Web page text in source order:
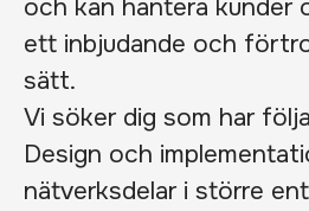
och kan hantera kunder
ett inbjudande och
sätt.
Vi söker dig som har
Design och
nätverksdelar i större